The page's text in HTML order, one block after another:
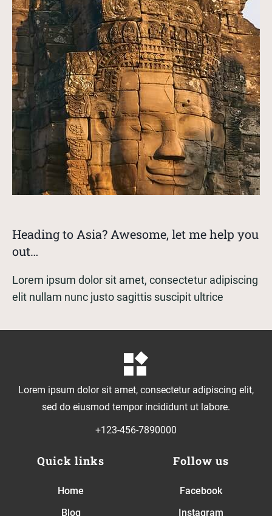
Heading to Asia? Awesome, let me help you
out…
Lorem ipsum dolor sit amet, consectetur adipiscing
elit nullam nunc justo sagittis suscipit ultrice
Lorem ipsum dolor sit amet, consectetur adipiscing elit,
sed do eiusmod tempor incididunt ut labore.
+123-456-7890000
Quick links
Home
Blog
Follow us
Facebook
Instagram